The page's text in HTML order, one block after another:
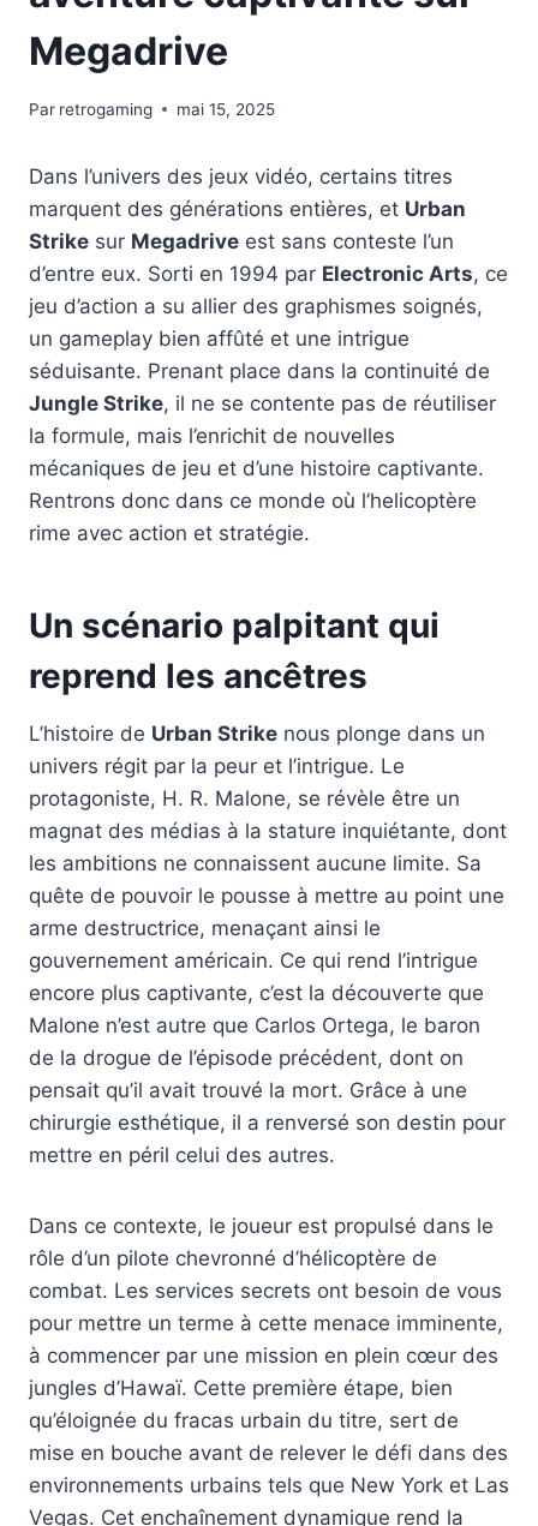
Megadrive
Par retrogaming mai 15, 2025
Dans l’univers des jeux vidéo, certains titres
marquent des générations entières, et Urban
Strike sur Megadrive est sans conteste l’un
d’entre eux. Sorti en 1994 par Electronic Arts, ce
jeu d’action a su allier des graphismes soignés,
un gameplay bien affûté et une intrigue
séduisante. Prenant place dans la continuité de
Jungle Strike, il ne se contente pas de réutiliser
la formule, mais l’enrichit de nouvelles
mécaniques de jeu et d’une histoire captivante.
Rentrons donc dans ce monde où l’helicoptère
rime avec action et stratégie.
Un scénario palpitant qui
reprend les ancêtres
L’histoire de Urban Strike nous plonge dans un
univers régit par la peur et l’intrigue. Le
protagoniste, H. R. Malone, se révèle être un
magnat des médias à la stature inquiétante, dont
les ambitions ne connaissent aucune limite. Sa
quête de pouvoir le pousse à mettre au point une
arme destructrice, menaçant ainsi le
gouvernement américain. Ce qui rend l’intrigue
encore plus captivante, c’est la découverte que
Malone n’est autre que Carlos Ortega, le baron
de la drogue de l’épisode précédent, dont on
pensait qu’il avait trouvé la mort. Grâce à une
chirurgie esthétique, il a renversé son destin pour
mettre en péril celui des autres.
Dans ce contexte, le joueur est propulsé dans le
rôle d’un pilote chevronné d’hélicoptère de
combat. Les services secrets ont besoin de vous
pour mettre un terme à cette menace imminente,
à commencer par une mission en plein cœur des
jungles d’Hawaï. Cette première étape, bien
qu’éloignée du fracas urbain du titre, sert de
mise en bouche avant de relever le défi dans des
environnements urbains tels que New York et Las
Vegas. Cet enchaînement dynamique rend la